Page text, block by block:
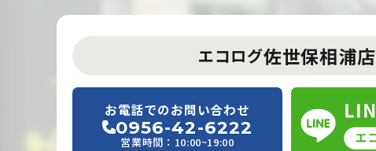
エコログ佐世保相浦店
お電話でのお問い合わせ
0956-42-6222
営業時間：10:00~19:00